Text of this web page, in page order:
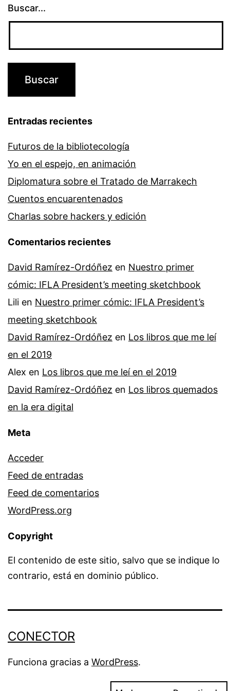
Buscar...
Entradas recientes
Futuros de la bibliotecología
Yo en el espejo, en animación
Diplomatura sobre el Tratado de Marrakech
Cuentos encuarentenados
Charlas sobre hackers y edición
Comentarios recientes
David Ramírez-Ordóñez en Nuestro primer
cómic: IFLA President’s meeting sketchbook
Lili en Nuestro primer cómic: IFLA President’s
meeting sketchbook
David Ramírez-Ordóñez en Los libros que me leí
en el 2019
Alex en Los libros que me leí en el 2019
David Ramírez-Ordóñez en Los libros quemados
en la era digital
Meta
Acceder
Feed de entradas
Feed de comentarios
WordPress.org
Copyright
El contenido de este sitio, salvo que se indique lo
contrario, está en dominio público.
CONECTOR
Funciona gracias a WordPress.